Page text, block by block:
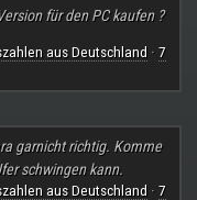
für den PC kaufen ?
aus Deutschland · 7
garnicht richtig. Komme
schwingen kann.
aus Deutschland · 7